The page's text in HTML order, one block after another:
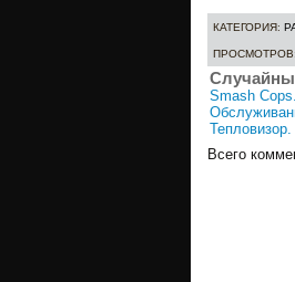
КАТЕГОРИЯ:
ПРОСМОТРОВ
Smash Cops.
Всего